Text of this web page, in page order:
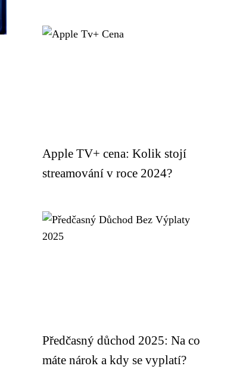
Apple TV+ cena: Kolik stojí
streamování v roce 2024?
Předčasný důchod 2025: Na co
máte nárok a kdy se vyplatí?